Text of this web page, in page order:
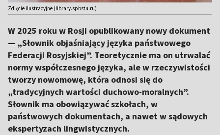
Zdjęcie ilustracyjne (library.spbstu.ru)
W 2025 roku w Rosji opublikowany nowy dokument
— „Słownik objaśniający języka państwowego
Federacji Rosyjskiej”. Teoretycznie ma on utrwalać
normy współczesnego języka, ale w rzeczywistości
tworzy nowomowę, która odnosi się do
„tradycyjnych wartości duchowo-moralnych”.
Słownik ma obowiązywać szkołach, w
państwowych dokumentach, a nawet w sądowych
ekspertyzach lingwistycznych.